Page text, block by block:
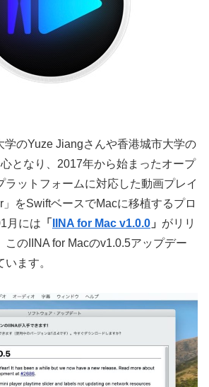
学のYuze Jiangさんや香港城市大学の
となり、2017年から始まったオープ
ラットフォームに対応した動画プレイ
をSwiftベースでMacに移植するプロ
月には 「 IINA for Mac v1.0.0 」 がリリ
このIINA for Macのv1.0.5アップデー
います。